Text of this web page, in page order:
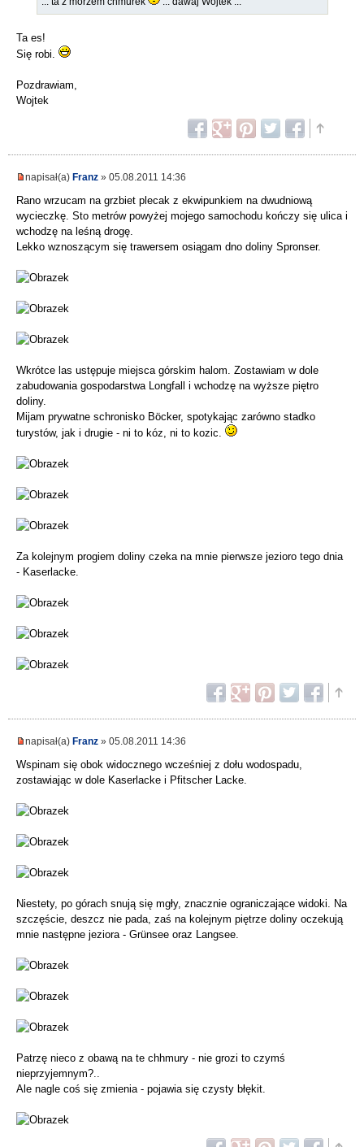
Ta es!
Się robi.
Pozdrawiam,
Wojtek
napisał(a) Franz » 05.08.2011 14:36
Rano wrzucam na grzbiet plecak z ekwipunkiem na dwudniową
wycieczkę. Sto metrów powyżej mojego samochodu kończy się ulica i
wchodzę na leśną drogę.
Lekko wznoszącym się trawersem osiągam dno doliny Spronser.
Wkrótce las ustępuje miejsca górskim halom. Zostawiam w dole
zabudowania gospodarstwa Longfall i wchodzę na wyższe piętro
doliny.
Mijam prywatne schronisko Böcker, spotykając zarówno stadko
turystów, jak i drugie - ni to kóz, ni to kozic.
Za kolejnym progiem doliny czeka na mnie pierwsze jezioro tego dnia
- Kaserlacke.
napisał(a) Franz » 05.08.2011 14:36
Wspinam się obok widocznego wcześniej z dołu wodospadu,
zostawiając w dole Kaserlacke i Pfitscher Lacke.
Niestety, po górach snują się mgły, znacznie ograniczające widoki. Na
szczęście, deszcz nie pada, zaś na kolejnym piętrze doliny oczekują
mnie następne jeziora - Grünsee oraz Langsee.
Patrzę nieco z obawą na te chhmury - nie grozi to czymś
nieprzyjemnym?..
Ale nagle coś się zmienia - pojawia się czysty błękit.